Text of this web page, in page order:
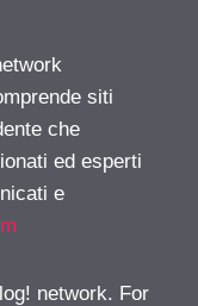
siti
che
ed esperti
e
network. For